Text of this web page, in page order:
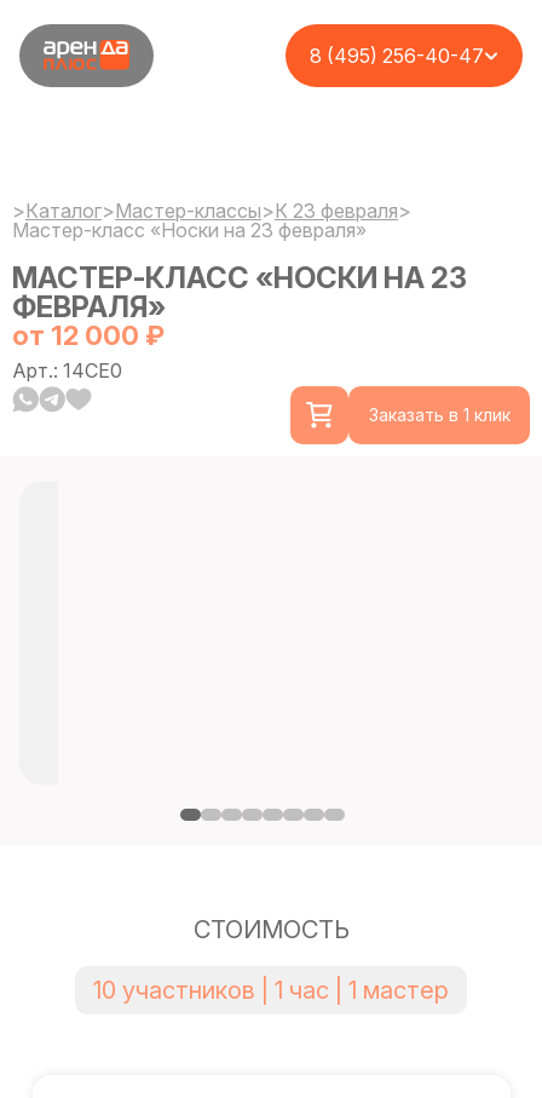
8 (495) 256-40-47
>Каталог>Мастер-классы>К 23 февраля>
Мастер-класс «Носки на 23 февраля»
МАСТЕР-КЛАСС «НОСКИ НА 23
ФЕВРАЛЯ»
от 12 000 ₽
Арт.: 14CE0
Заказать в 1 клик
СТОИМОСТЬ
10 участников | 1 час | 1 мастер